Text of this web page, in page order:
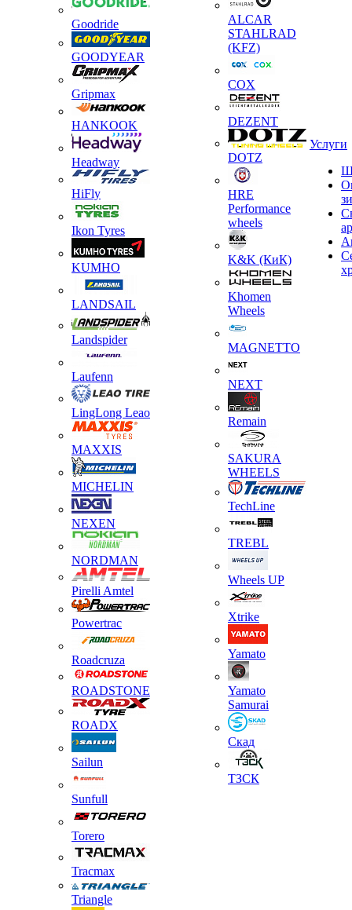
Goodride
GOODYEAR
Gripmax
HANKOOK
Headway
HiFly
Ikon Tyres
KUMHO
LANDSAIL
Landspider
Laufenn
LingLong Leao
MAXXIS
MICHELIN
NEXEN
NORDMAN
Pirelli Amtel
Powertrac
Roadcruza
ROADSTONE
ROADX
Sailun
Sunfull
Torero
Tracmax
Triangle
ALCAR
STAHLRAD
(KFZ)
COX
DEZENT
DOTZ
HRE
Performance
wheels
K&K (КиК)
Khomen
Wheels
MAGNETTO
NEXT
Remain
SAKURA
WHEELS
TechLine
TREBL
Wheels UP
Xtrike
Yamato
Yamato
Samurai
Скад
ТЗСК
Услуги